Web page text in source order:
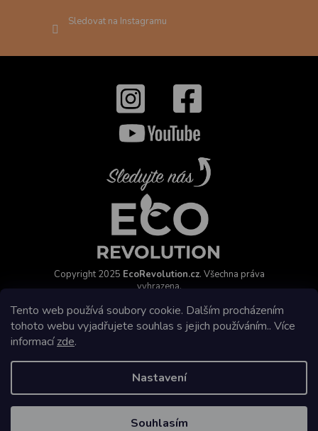
Tento web používá soubory cookie. Dalším procházením
tohoto webu vyjadřujete souhlas s jejich používáním.. Více
informacízde.
Nastavení
Souhlasím
Sledovat na Instagramu
Copyright 2025 EcoRevolution.cz. Všechna práva
vyhrazena.
Affiliate program